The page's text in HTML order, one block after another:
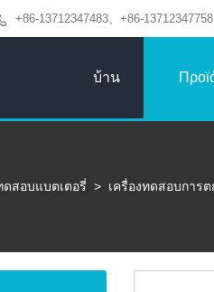
+86-13712347483、+86-13712347758
บ้าน
ดสอบแบตเตอรี่ > เครื่องทดสอบการ